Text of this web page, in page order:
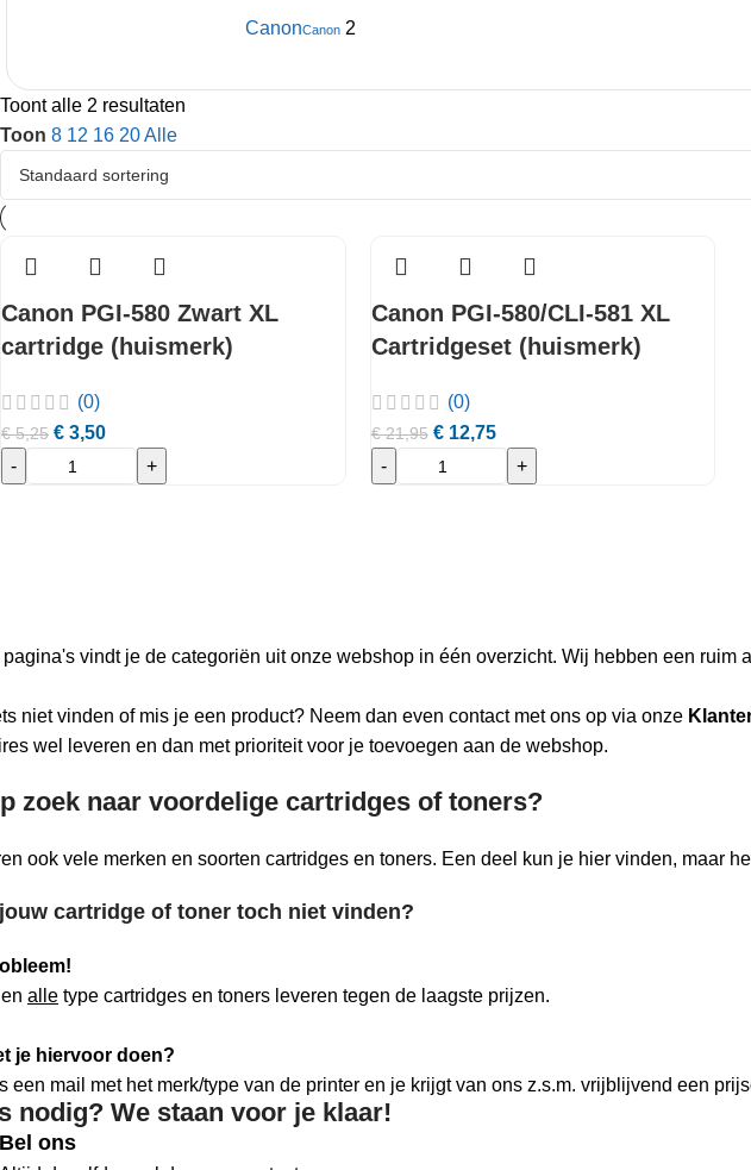
CanonCanon 2
Toont alle 2 resultaten
Toon 8 12 16 20Alle
Canon PGI-580 Zwart XL
cartridge (huismerk)
(0)
€5,25 € 3,50
-
+
Canon PGI-580/CLI-581 XL
Cartridgeset (huismerk)
(0)
€21,95 €12,75
-
+
vindt je de categoriën uit onze webshop in één overzicht. Wij hebben een ruim
niet vinden of mis je een product? Neem dan even contact met ons op via onze
wel leveren en dan met prioriteit voor je toevoegen aan de webshop.
zoek naar voordelige cartridges of toners?
ook vele merken en soorten cartridges en toners. Een deel kun je hier vinden, maar
cartridge of toner toch niet vinden?
alle type cartridges en toners leveren tegen de laagste prijzen.
je hiervoor doen?
een mail met het merk/type van de printer en je krijgt van ons z.s.m. vrijblijvend een
nodig? We staan voor je klaar!
Bel ons